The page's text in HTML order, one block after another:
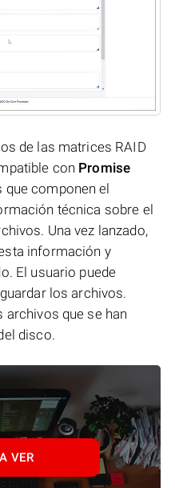
de las matrices RAID
con Promise
que componen el
técnica sobre el
Una vez lanzado,
información y
El usuario puede
los archivos.
archivos que se han
disco.
VER